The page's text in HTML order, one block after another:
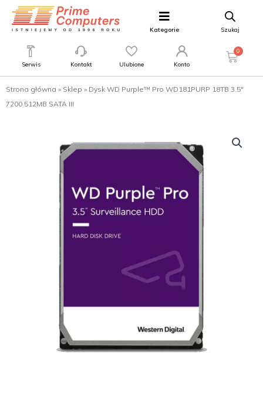
Kategorie Szukaj
Serwis Kontakt Ulubione Konto
0
Strona główna » Sklep » Dysk WD Purple™ Pro WD181PURP 18TB 3.5″
7200 512MB SATA III